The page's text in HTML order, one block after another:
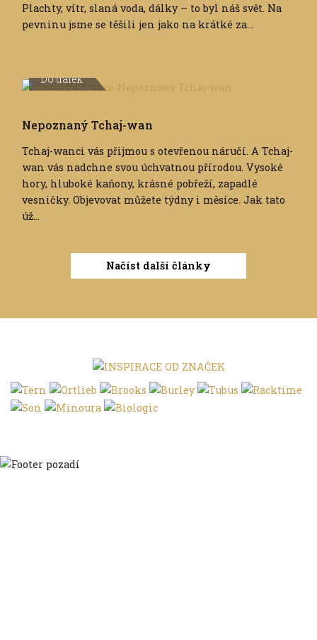
Plachty, vítr, slaná voda, dálky – to byl náš svět. Na
pevninu jsme se těšili jen jako na krátké za...
Do dálek
Nepoznaný Tchaj-wan
Tchaj-wanci vás přijmou s otevřenou náručí. A Tchaj-
wan vás nadchne svou úchvatnou přírodou. Vysoké
hory, hluboké kaňony, krásné pobřeží, zapadlé
vesničky. Objevovat můžete týdny i měsíce. Jak tato
úž...
Načíst další články